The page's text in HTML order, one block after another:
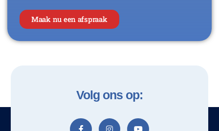
Maak nu een afspraak
Volg ons op: